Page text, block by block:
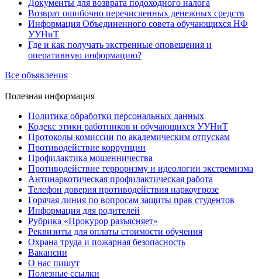
Документы для возврата подоходного налога
Возврат ошибочно перечисленных денежных средств
Информация Объединенного совета обучающихся НФ
УУНиТ
Где и как получать экстренные оповещения и
оперативную информацию?
Все объявления
Полезная информация
Политика обработки персональных данных
Кодекс этики работников и обучающихся УУНиТ
Протоколы комиссии по академическим отпускам
Противодействие коррупции
Профилактика мошенничества
Противодействие терроризму и идеологии экстремизма
Антинаркотическая профилактическая работа
Телефон доверия противодействия наркоугрозе
Горячая линия по вопросам защиты прав студентов
Информация для родителей
Рубрика «Прокурор разъясняет»
Реквизиты для оплаты стоимости обучения
Охрана труда и пожарная безопасность
Вакансии
О нас пишут
Полезные ссылки